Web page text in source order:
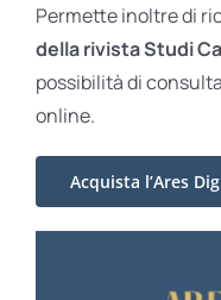
Permette inoltre di
della rivista Studi
possibilità di
online.
Acquista l’Ares